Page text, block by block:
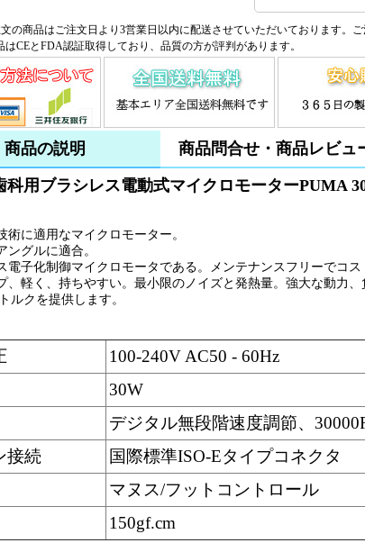
の商品はご注文日より3営業日以内に配送させていただいております。
はCEとFDA認証取得しており、品質の方が評判があります。
商品の説明 商品問合せ・商品レビュ
科用ブラシレス電動式マイクロモーターPUMA
術に適用なマイクロモーター。
ングルに適合。
電子化制御マイクロモータである。メンテナンスフリーでコス
、軽く、持ちやすい。最小限のノイズと発熱量。強大な動力
ルクを提供します。
100-240V AC50 - 60Hz
30W
デジタル無段階速度調節、
接続
国際標準ISO-Eタイプコネクタ
マヌス/フットコントロール
150gf.cm